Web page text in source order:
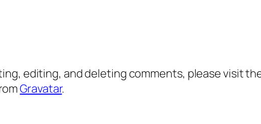
editing, and deleting comments, please visit
Gravatar.